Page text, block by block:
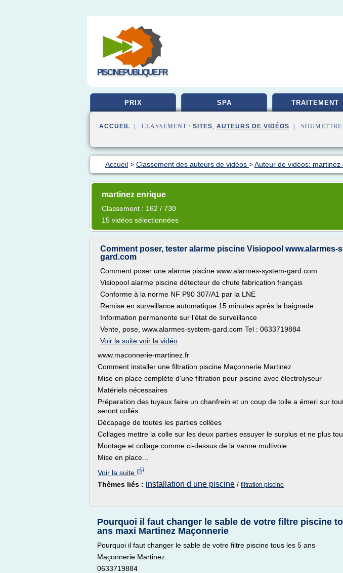
PISCINEPUBLIQUE.FR
PRIX SPA TRAITEMENT
ACCUEIL | CLASSEMENT : SITES, AUTEURS DE VIDÉOS | SOUMETTRE
Accueil > Classement des auteurs de vidéos >Auteur de vidéos: martinez
martinez enrique
Classement : 162 / 730
15 vidéos sélectionnées
Comment poser, tester alarme piscine Visiopool www.alarmes-
gard.com
Comment poser une alarme piscine www.alarmes-system-gard.com
Visiopool alarme piscine détecteur de chute fabrication français
Conforme à la norme NF P90 307/A1 par la LNE
Remise en surveillance automatique 15 minutes après la baignade
Information permanente sur l’état de surveillance
Vente, pose, www.alarmes-system-gard.com Tel : 0633719884
Voir la suite voir la vidéo
www.maconnerie-martinez.fr
Comment installer une filtration piscine Maçonnerie Martinez
Mise en place complète d'une filtration pour piscine avec électrolyseur
Matériels nécessaires
Préparation des tuyaux faire un chanfrein et un coup de toile a émeri sur
seront collés
Décapage de toutes les parties collées
Collages mettre la colle sur les deux parties essuyer le surplus et ne plus
Montage et collage comme ci-dessus de la vanne multivoie
Mise en place...
Voir la suite
Thèmes liés : installation d une piscine / filtration piscine
Pourquoi il faut changer le sable de votre filtre piscine
ans maxi Martinez Maçonnerie
Pourquoi il faut changer le sable de votre filtre piscine tous les 5 ans
Maçonnerie Martinez
0633719884